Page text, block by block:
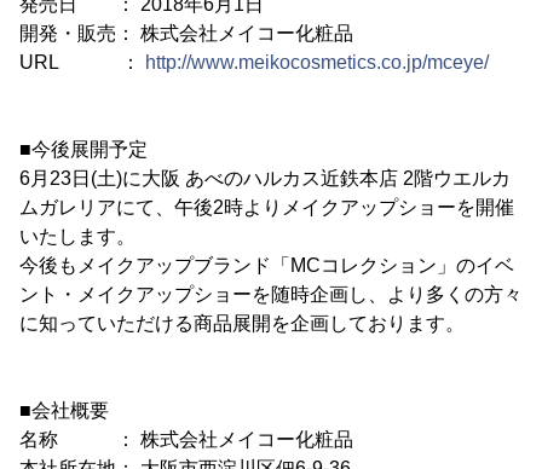
発売日 ： 2018年6月1日
開発・販売： 株式会社メイコー化粧品
URL ：
http://www.meikocosmetics.co.jp/mceye/
■今後展開予定
6月23日(土)に大阪 あべのハルカス近鉄本店 2階ウエルカ
ムガレリアにて、午後2時よりメイクアップショーを開催
いたします。
今後もメイクアップブランド「MCコレクション」のイベ
ント・メイクアップショーを随時企画し、より多くの方々
に知っていただける商品展開を企画しております。
■会社概要
名称 ： 株式会社メイコー化粧品